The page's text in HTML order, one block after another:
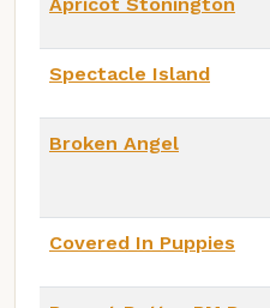
Spectacle Island
Broken Angel
Covered In Puppies